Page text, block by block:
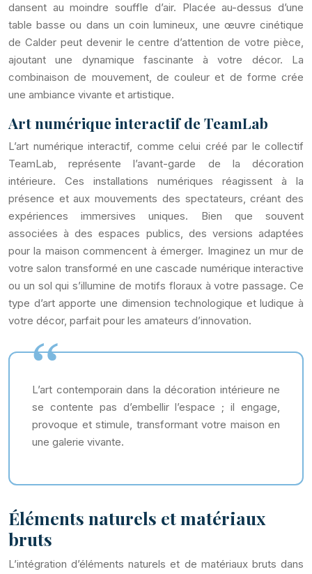
dansent au moindre souffle d’air. Placée au-dessus d’une
table basse ou dans un coin lumineux, une œuvre cinétique
de Calder peut devenir le centre d’attention de votre pièce,
ajoutant une dynamique fascinante à votre décor. La
combinaison de mouvement, de couleur et de forme crée
une ambiance vivante et artistique.
Art numérique interactif de TeamLab
L’art numérique interactif, comme celui créé par le collectif
TeamLab, représente l’avant-garde de la décoration
intérieure. Ces installations numériques réagissent à la
présence et aux mouvements des spectateurs, créant des
expériences immersives uniques. Bien que souvent
associées à des espaces publics, des versions adaptées
pour la maison commencent à émerger. Imaginez un mur de
votre salon transformé en une cascade numérique interactive
ou un sol qui s’illumine de motifs floraux à votre passage. Ce
type d’art apporte une dimension technologique et ludique à
votre décor, parfait pour les amateurs d’innovation.
L’art contemporain dans la décoration intérieure ne
se contente pas d’embellir l’espace ; il engage,
provoque et stimule, transformant votre maison en
une galerie vivante.
Éléments naturels et matériaux
bruts
L’intégration d’éléments naturels et de matériaux bruts dans